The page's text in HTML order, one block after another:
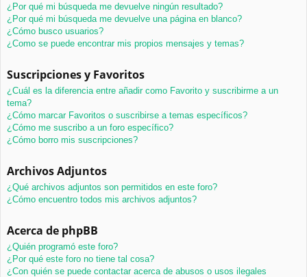
¿Por qué mi búsqueda me devuelve ningún resultado?
¿Por qué mi búsqueda me devuelve una página en blanco?
¿Cómo busco usuarios?
¿Como se puede encontrar mis propios mensajes y temas?
Suscripciones y Favoritos
¿Cuál es la diferencia entre añadir como Favorito y suscribirme a un
tema?
¿Cómo marcar Favoritos o suscribirse a temas específicos?
¿Cómo me suscribo a un foro específico?
¿Cómo borro mis suscripciones?
Archivos Adjuntos
¿Qué archivos adjuntos son permitidos en este foro?
¿Cómo encuentro todos mis archivos adjuntos?
Acerca de phpBB
¿Quién programó este foro?
¿Por qué este foro no tiene tal cosa?
¿Con quién se puede contactar acerca de abusos o usos ilegales